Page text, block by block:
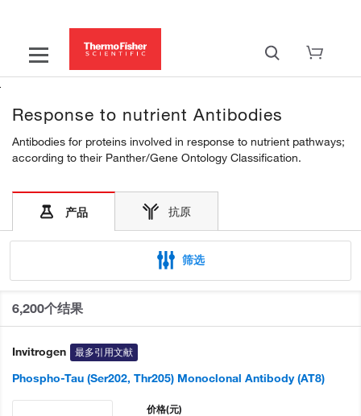
Response to nutrient Antibodies
Antibodies for proteins involved in response to nutrient pathways;
according to their Panther/Gene Ontology Classification.
产品 抗原
筛选
6,200个结果
Invitrogen 最多引用文献
Phospho-Tau (Ser202, Thr205) Monoclonal Antibody (AT8)
价格(元)